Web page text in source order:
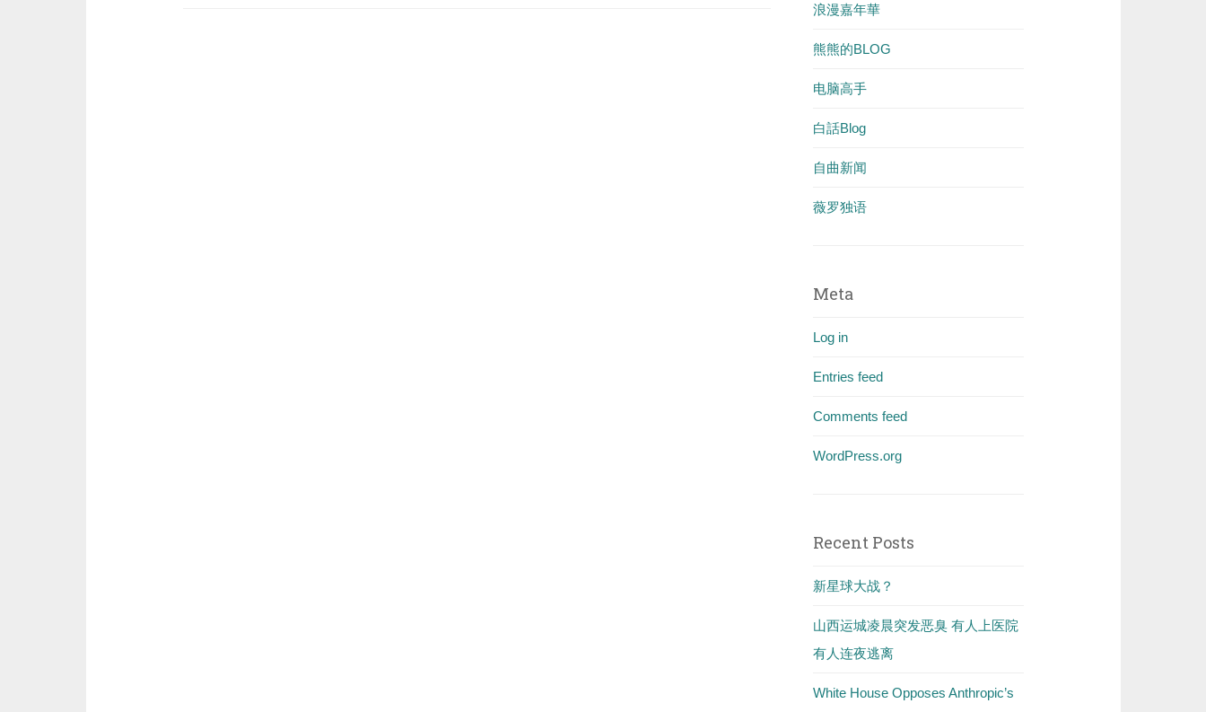
浪漫嘉年華
熊熊的BLOG
电脑高手
白話Blog
自曲新闻
薇罗独语
Meta
Log in
Entries feed
Comments feed
WordPress.org
Recent Posts
新星球大战？
山西运城凌晨突发恶臭 有人上医院
有人连夜逃离
White House Opposes Anthropic’s